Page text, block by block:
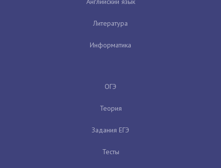
Литература
Информатика
ОГЭ
Теория
Задания ЕГЭ
Тесты